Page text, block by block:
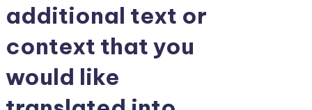
additional text or
context that you
would like